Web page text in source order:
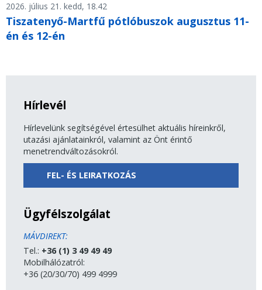
2026. július 21. kedd, 18.42
Tiszatenyő-Martfű pótlóbuszok augusztus 11-
én és 12-én
Hírlevél
Hírlevelünk segítségével értesülhet aktuális híreinkről,
utazási ajánlatainkról, valamint az Önt érintő
menetrendváltozásokról.
FEL- ÉS LEIRATKOZÁS
Ügyfélszolgálat
MÁVDIREKT:
Tel.: +36 (1) 3 49 49 49
Mobilhálózatról:
+36 (20/30/70) 499 4999